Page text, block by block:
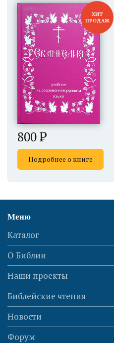
ХИТ
ПРОДАЖ
800
Подробнее о книге
Меню
Каталог
О Библии
Наши проекты
Библейские чтения
Новости
Форум